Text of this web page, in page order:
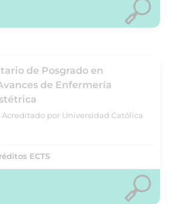
de Posgrado en
de Enfermería
por Universidad Católica
ECTS